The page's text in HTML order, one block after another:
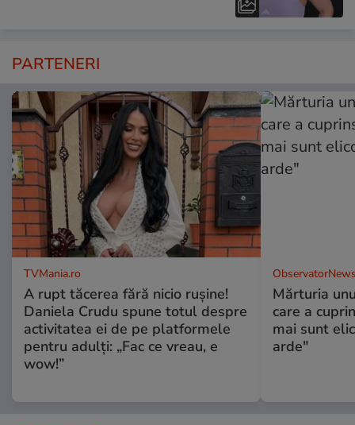
PARTENERI
TVMania.ro
A rupt tăcerea fără nicio rușine!
Daniela Crudu spune totul despre
activitatea ei de pe platformele
pentru adulți: „Fac ce vreau, e
wow!”
Mărturia
care a
mai sunt
arde"